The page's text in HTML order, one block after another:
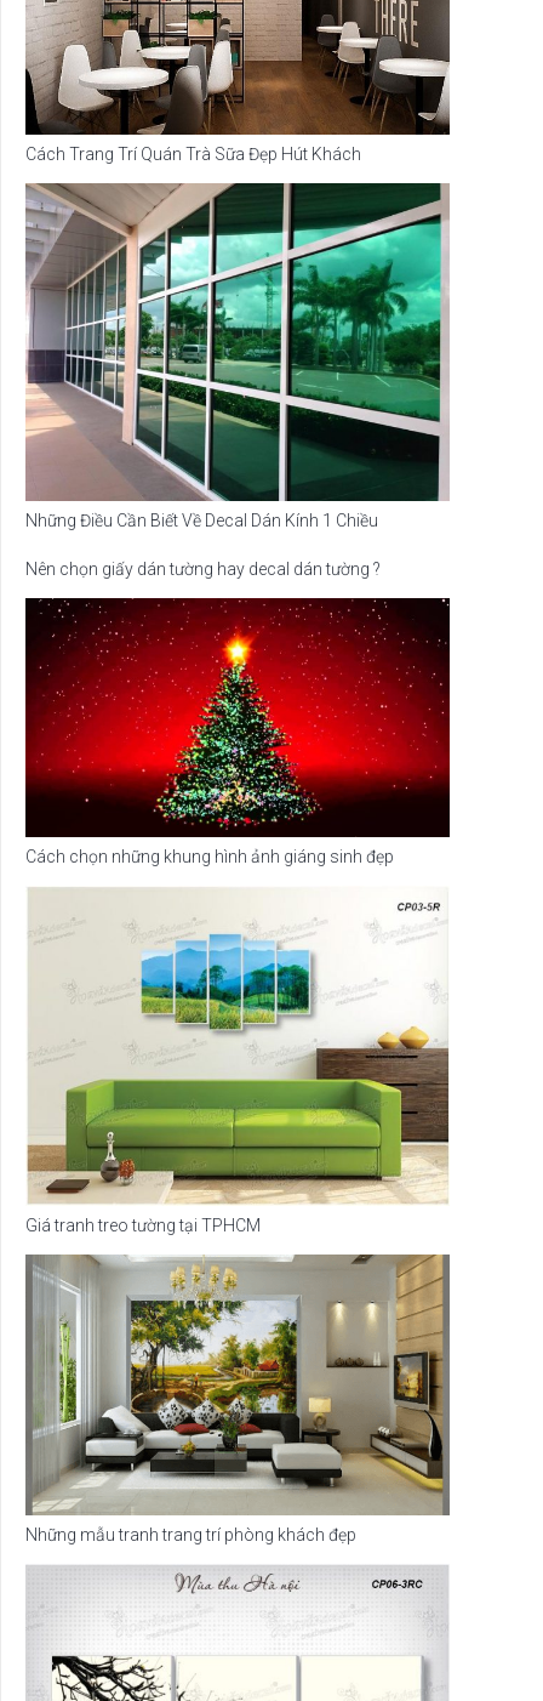
Cách Trang Trí Quán Trà Sữa Đẹp Hút Khách
Những Điều Cần Biết Về Decal Dán Kính 1 Chiều
Nên chọn giấy dán tường hay decal dán tường ?
Cách chọn những khung hình ảnh giáng sinh đẹp
Giá tranh treo tường tại TPHCM
Những mẫu tranh trang trí phòng khách đẹp